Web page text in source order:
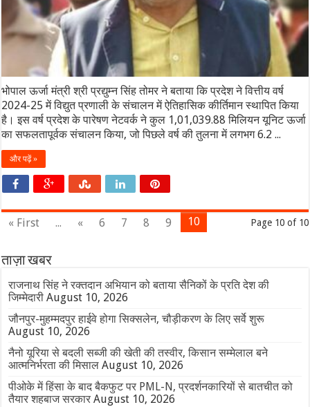
भोपाल ऊर्जा मंत्री श्री प्रद्युम्न सिंह तोमर ने बताया कि प्रदेश ने वित्तीय वर्ष
2024-25 में विद्युत प्रणाली के संचालन में ऐतिहासिक कीर्तिमान स्थापित किया
है। इस वर्ष प्रदेश के पारेषण नेटवर्क ने कुल 1,01,039.88 मिलियन यूनिट ऊर्जा
का सफलतापूर्वक संचालन किया, जो पिछले वर्ष की तुलना में लगभग 6.2 ...
और पढ़ें »
Page 10 of 10
« First ... « 6 7 8 9 10
ताज़ा खबर
राजनाथ सिंह ने रक्तदान अभियान को बताया सैनिकों के प्रति देश की
जिम्मेदारी August 10, 2026
जौनपुर-मुहम्मदपुर हाईवे होगा सिक्सलेन, चौड़ीकरण के लिए सर्वे शुरू
August 10, 2026
नैनो यूरिया से बदली सब्जी की खेती की तस्वीर, किसान सम्मेलाल बने
आत्मनिर्भरता की मिसाल August 10, 2026
पीओके में हिंसा के बाद बैकफुट पर PML-N, प्रदर्शनकारियों से बातचीत को
तैयार शहबाज सरकार August 10, 2026